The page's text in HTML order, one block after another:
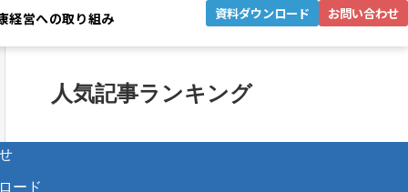
経営への取り組み 資料ダウンロード お問い合わせ
人気記事ランキング
ード